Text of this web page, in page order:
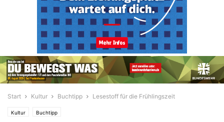
Start Kultur Buchtipp Lesestoff für die Frühlingszeit
Kultur Buchtipp